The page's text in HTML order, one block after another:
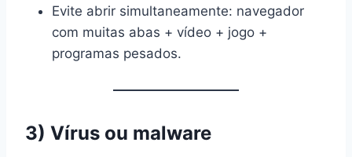
Evite abrir simultaneamente: navegador
com muitas abas + vídeo + jogo +
programas pesados.
3) Vírus ou malware